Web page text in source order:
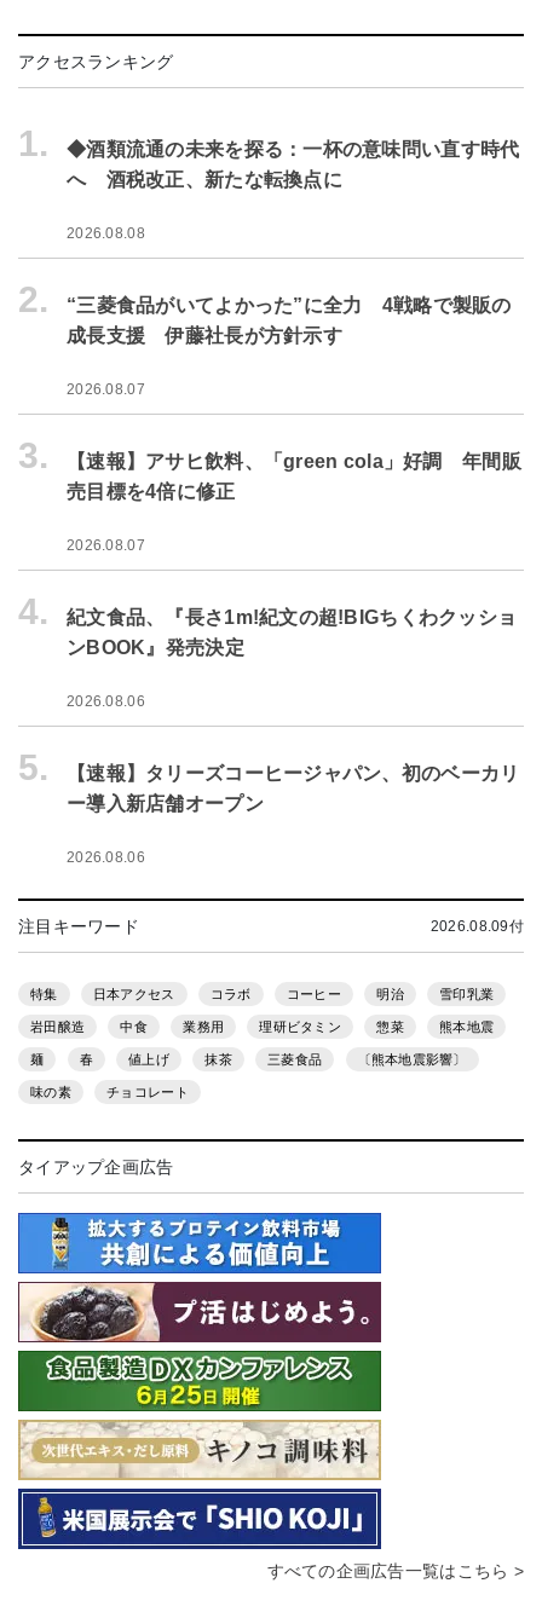
アクセスランキング
1.
◆酒類流通の未来を探る：一杯の意味問い直す時代
へ 酒税改正、新たな転換点に
2026.08.08
2.
“三菱食品がいてよかった”に全力 4戦略で製販の
成長支援 伊藤社長が方針示す
2026.08.07
3.
【速報】アサヒ飲料、「green cola」好調 年間販
売目標を4倍に修正
2026.08.07
4.
紀文食品、『長さ1m!紀文の超!BIGちくわクッショ
ンBOOK』発売決定
2026.08.06
5.
【速報】タリーズコーヒージャパン、初のベーカリ
ー導入新店舗オープン
2026.08.06
注目キーワード 2026.08.09付
特集 日本アクセス コラボ コーヒー 明治 雪印乳業
岩田醸造 中食 業務用 理研ビタミン 惣菜 熊本地震
麺 春 値上げ 抹茶 三菱食品 〔熊本地震影響〕
味の素 チョコレート
タイアップ企画広告
すべての企画広告一覧はこちら >